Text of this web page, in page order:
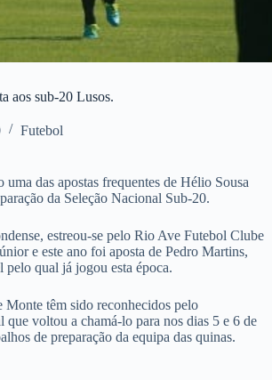
aos sub-20 Lusos.
Futebol
das apostas frequentes de Hélio Sousa
da Seleção Nacional Sub-20.
estreou-se pelo Rio Ave Futebol Clube
e este ano foi aposta de Pedro Martins,
pelo qual já jogou esta época.
Monte têm sido reconhecidos pelo
que voltou a chamá-lo para nos dias 5 e 6 de
de preparação da equipa das quinas.